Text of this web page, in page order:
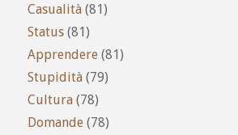
Casualità (81)
Status (81)
Apprendere (81)
Stupidità (79)
Cultura (78)
Domande (78)